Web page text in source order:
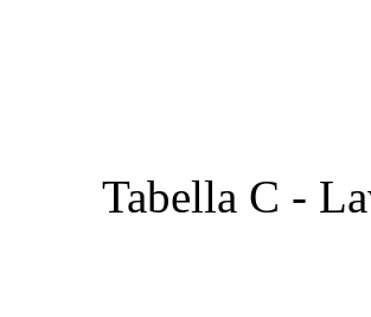
Tabella C -